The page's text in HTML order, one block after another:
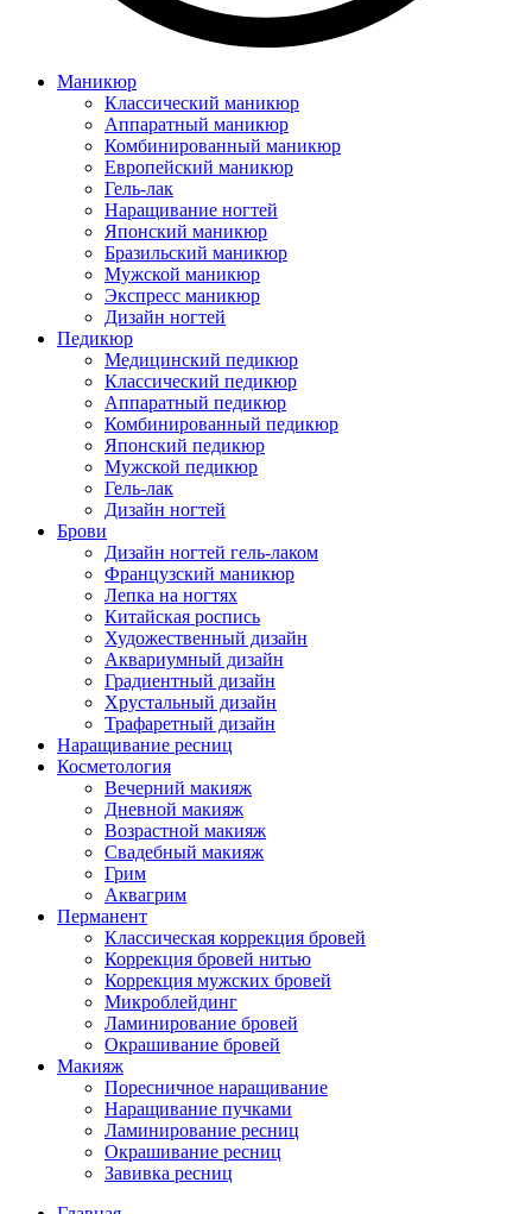
Маникюр
Классический маникюр
Аппаратный маникюр
Комбинированный маникюр
Европейский маникюр
Гель-лак
Наращивание ногтей
Японский маникюр
Бразильский маникюр
Мужской маникюр
Экспресс маникюр
Дизайн ногтей
Педикюр
Медицинский педикюр
Классический педикюр
Аппаратный педикюр
Комбинированный педикюр
Японский педикюр
Мужской педикюр
Гель-лак
Дизайн ногтей
Брови
Дизайн ногтей гель-лаком
Французский маникюр
Лепка на ногтях
Китайская роспись
Художественный дизайн
Аквариумный дизайн
Градиентный дизайн
Хрустальный дизайн
Трафаретный дизайн
Наращивание ресниц
Косметология
Вечерний макияж
Дневной макияж
Возрастной макияж
Свадебный макияж
Грим
Аквагрим
Перманент
Классическая коррекция бровей
Коррекция бровей нитью
Коррекция мужских бровей
Микроблейдинг
Ламинирование бровей
Окрашивание бровей
Макияж
Поресничное наращивание
Наращивание пучками
Ламинирование ресниц
Окрашивание ресниц
Завивка ресниц